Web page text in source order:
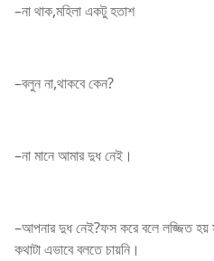
–না থাক,মহিলা একটু হতাশ
–বলুন না,থাকবে কেন?
–না মানে আমার দুধ নেই।
–আপনার দুধ নেই?ফস করে বলে লজ্জিত হয়
কথাটা এভাবে বলতে চায়নি।